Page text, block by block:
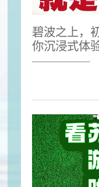
碧波之上，
你沉浸式体